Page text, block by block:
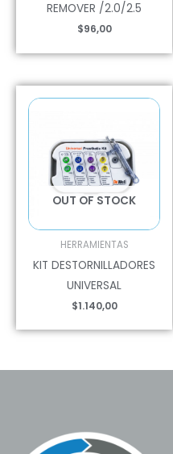
REMOVER /2.0/2.5
$96,00
OUT OF STOCK
HERRAMIENTAS
KIT DESTORNILLADORES
UNIVERSAL
$1.140,00